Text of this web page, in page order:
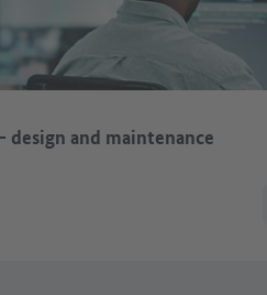
design and maintenance